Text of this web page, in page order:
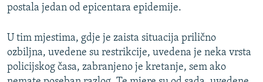
postala jedan od epicentara epidemije.
U tim mjestima, gdje je zaista situacija prilično
ozbiljna, uvedene su restrikcije, uvedena je neka vrsta
policijskog časa, zabranjeno je kretanje, sem ako